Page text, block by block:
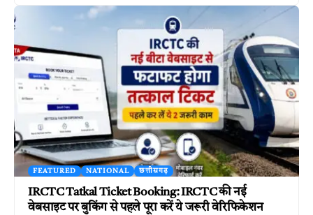
FEATURED NATIONAL छत्तीसगढ़
IRCTC Tatkal Ticket Booking: IRCTC की नई
वेबसाइट पर बुकिंग से पहले पूरा करें ये जरूरी वेरिफिकेशन